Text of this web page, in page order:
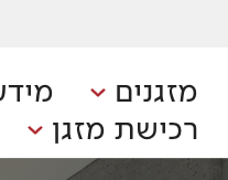
מזגנים
רכישת מזגן